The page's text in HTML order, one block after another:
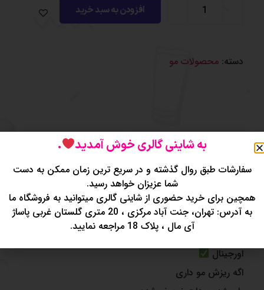
افزودن به سبد خرید
دسته: محصولات مو
شامپو معجزه گر اورجینال رزماری
شامپو ضدریزش میخوای؟
اورجینال
اگه ریزش مو داری
به شاینی گالری خوش آمدید .
سفارشات طبق روال گذشته و در سریع ترین زمان ممکن به دست
شما عزیزان خواهد رسید.
همچین برای خرید حضوری از شاینی گالری میتوانید به فروشگاه ما
به آدرس: تهران، جنت آباد مرکزی ، 20 متری گلستان غربی پاساژ
آی مال ، پلاک 18 مراجعه نمایید.